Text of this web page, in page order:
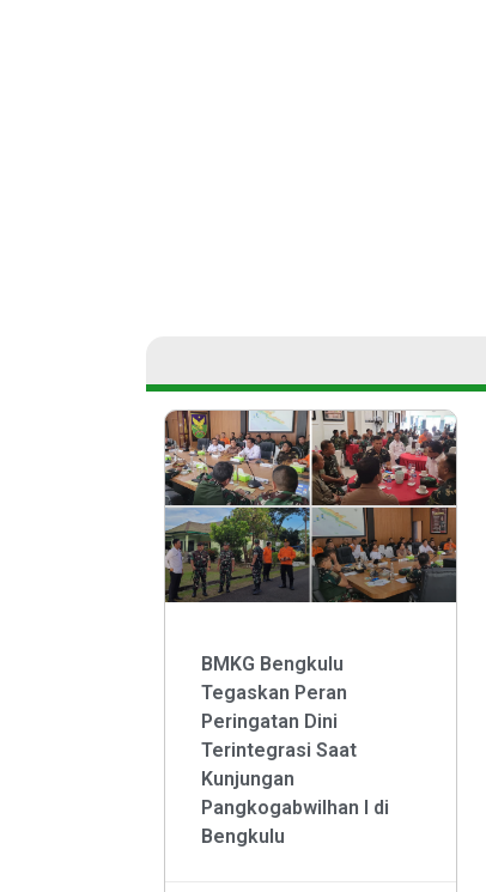
BMKG Bengkulu
Tegaskan Peran
Peringatan Dini
Terintegrasi Saat
Kunjungan
Pangkogabwilhan I di
Bengkulu